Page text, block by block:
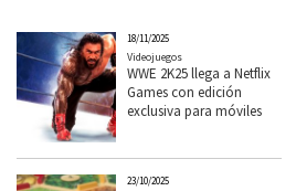
18/11/2025
Videojuegos
WWE 2K25 llega a Netflix
Games con edición
exclusiva para móviles
23/10/2025